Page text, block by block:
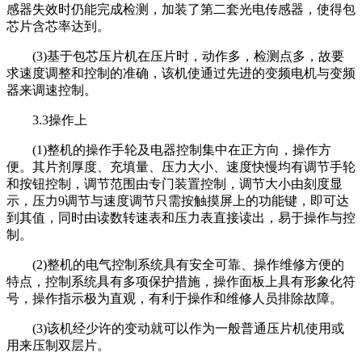
感器失效时仍能完成检测，加装了第二套光电传感器，使得包
芯片含芯率达到。
(3)基于包芯压片机在压片时，动作多，检测点多，故要
求速度调整和控制的准确，该机使通过先进的变频电机与变频
器来调速控制。
3.3操作上
(1)整机的操作手轮及电器控制集中在正方向，操作方
便。其片剂厚度、充填量、压力大小、速度快慢均有调节手轮
和按钮控制，调节范围由专门装置控制，调节大小由刻度显
示，压力9调节与速度调节只需按触摸屏上的功能键，即可达
到其值，同时由读数转速表和压力表直接读出，易于操作与控
制。
(2)整机的电气控制系统具有安全可靠、操作维修方便的
特点，控制系统具有多项保护措施，操作面板上具有形象化符
号，操作指示极为直观，有利于操作和维修人员排除故障。
(3)该机经少许的变动就可以作为一般普通压片机使用或
用来压制双层片。